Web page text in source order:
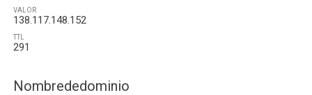
VALOR
138.117.148.152
TTL
291
Nombrededominio